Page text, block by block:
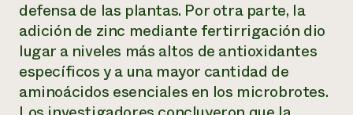
Internship Hub
Buscar prácticas
Contratar a un becario
DONAR AHORA
defensa de las plantas. Por otra parte, la
adición de zinc mediante fertirrigación dio
lugar a niveles más altos de antioxidantes
específicos y a una mayor cantidad de
aminoácidos esenciales en los microbrotes.